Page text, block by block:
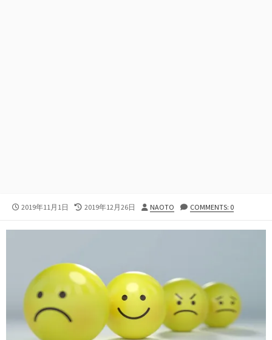
公
日
2019年11月1日
最
更
2019年12月26日
投
者
NAOTO COMMENTS: 0